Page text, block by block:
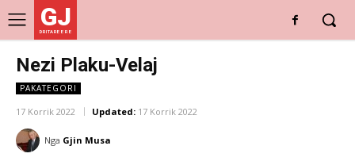
GJ
DRITARE E RE
Nezi Plaku-Velaj
PAKATEGORI
17 Korrik 2022 Updated: 17 Korrik 2022
Nga Gjin Musa